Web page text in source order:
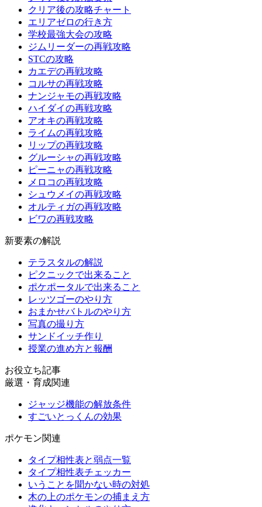
クリア後の攻略チャート
エリアゼロの行き方
学校最強大会の攻略
ジムリーダーの再戦攻略
STCの攻略
カエデの再戦攻略
コルサの再戦攻略
ナンジャモの再戦攻略
ハイダイの再戦攻略
アオキの再戦攻略
ライムの再戦攻略
リップの再戦攻略
グルーシャの再戦攻略
ピーニャの再戦攻略
メロコの再戦攻略
シュウメイの再戦攻略
オルティガの再戦攻略
ビワの再戦攻略
新要素の解説
テラスタルの解説
ピクニックで出来ること
ポケポータルで出来ること
レッツゴーのやり方
おまかせバトルのやり方
写真の撮り方
サンドイッチ作り
授業の進め方と報酬
お役立ち記事
厳選・育成関連
ジャッジ機能の解放条件
すごいとっくんの効果
ポケモン関連
タイプ相性表と弱点一覧
タイプ相性表チェッカー
いうことを聞かない時の対処
木の上のポケモンの捕まえ方